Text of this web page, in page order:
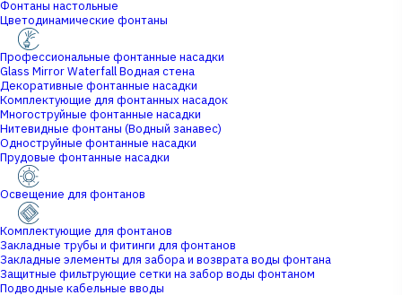
Фонтаны настольные
Цветодинамические фонтаны
Профессиональные фонтанные насадки
Glass Mirror Waterfall Водная стена
Декоративные фонтанные насадки
Комплектующие для фонтанных насадок
Многоструйные фонтанные насадки
Нитевидные фонтаны (Водный занавес)
Одноструйные фонтанные насадки
Прудовые фонтанные насадки
Освещение для фонтанов
Комплектующие для фонтанов
Закладные трубы и фитинги для фонтанов
Закладные элементы для забора и возврата воды фонтана
Защитные фильтрующие сетки на забор воды фонтаном
Подводные кабельные вводы